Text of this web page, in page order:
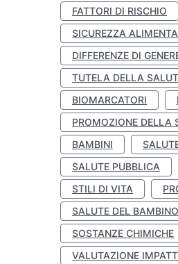
FATTORI DI RISCHIO
SICUREZZA
DIFFERENZE DI
TUTELA DELLA
BIOMARCATORI
PROMOZIONE DELLA
BAMBINI
SALUTE PUBBLICA
STILI DI VITA
SALUTE DEL BAMBINO
SOSTANZE CHIMICHE
VALUTAZIONE